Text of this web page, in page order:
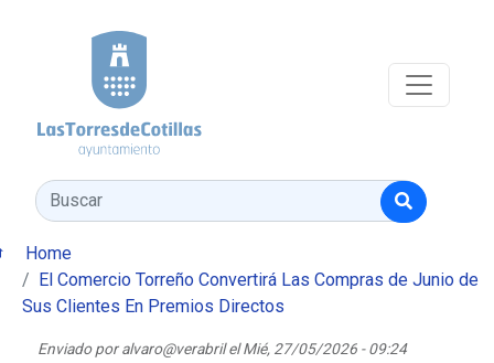
Buscar
Home
El Comercio Torreño Convertirá Las Compras de Junio de
Sus Clientes En Premios Directos
Enviado poralvaro@verabril elMié, 27/05/2026 - 09:24